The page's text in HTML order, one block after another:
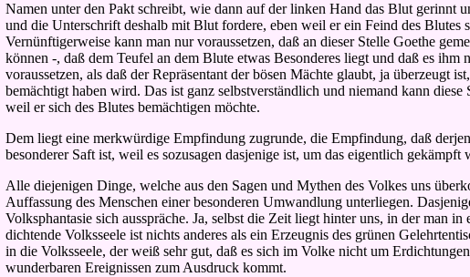
Namen unter den Pakt schreibt, wie dann auf der linken Hand das Blut gerinnt
und die Unterschrift deshalb mit Blut fordere, eben weil er ein Feind des Blutes
Vernünftigerweise kann man nur voraussetzen, daß an dieser Stelle Goethe
können -, daß dem Teufel an dem Blute etwas Besonderes liegt und daß es
voraussetzen, als daß der Repräsentant der bösen Mächte glaubt, ja überzeugt
bemächtigt haben wird. Das ist ganz selbstverständlich und niemand kann
weil er sich des Blutes bemächtigen möchte.
Dem liegt eine merkwürdige Empfindung zugrunde, die Empfindung, daß
besonderer Saft ist, weil es sozusagen dasjenige ist, um das eigentlich
Alle diejenigen Dinge, welche aus den Sagen und Mythen des Volkes uns
Auffassung des Menschen einer besonderen Umwandlung unterliegen.
Volksphantasie sich ausspräche. Ja, selbst die Zeit liegt hinter uns, in der man
dichtende Volksseele ist nichts anderes als ein Erzeugnis des grünen
in die Volksseele, der weiß sehr gut, daß es sich im Volke nicht um
wunderbaren Ereignissen zum Ausdruck kommt.